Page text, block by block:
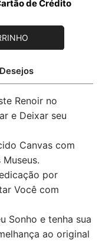
de Crédito
Renoir no
e Deixar seu
Canvas com
por
Você com
Sonho e tenha sua
ao original